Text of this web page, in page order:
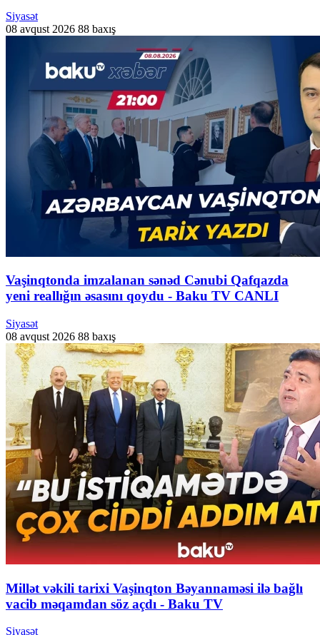
Siyasət
08 avqust 2026 88 baxış
Vaşinqtonda imzalanan sənəd Cənubi Qafqazda
yeni reallığın əsasını qoydu - Baku TV CANLI
Siyasət
08 avqust 2026 88 baxış
Millət vəkili tarixi Vaşinqton Bəyannaməsi ilə bağlı
vacib məqamdan söz açdı - Baku TV
Siyasət